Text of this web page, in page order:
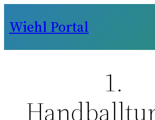
Inhalt
Wiehl Portal
1.